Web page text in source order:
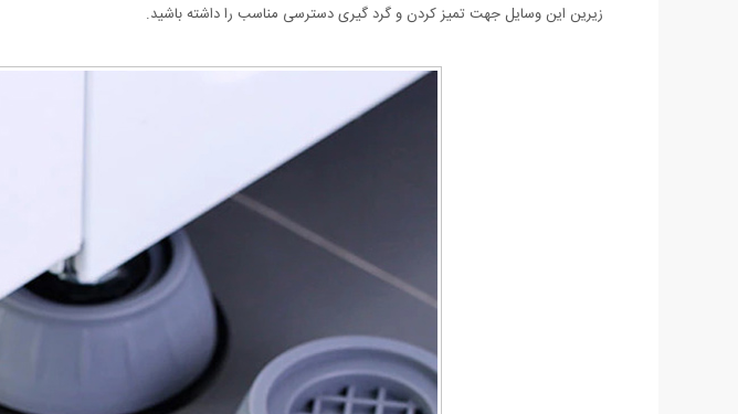
زیرین این وسایل جهت تمیز کردن و گرد گیری دسترسی مناسب را داشته باشید.